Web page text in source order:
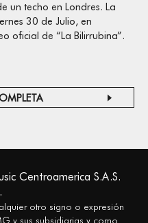
un techo en Londres. La
30 de Julio, en
oficial de “La Bilirrubina”.
Centroamerica S.A.S.
otro signo o expresión
y sus subsidiarias y como